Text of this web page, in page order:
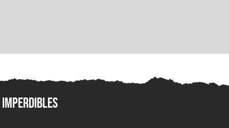
Imperdibles